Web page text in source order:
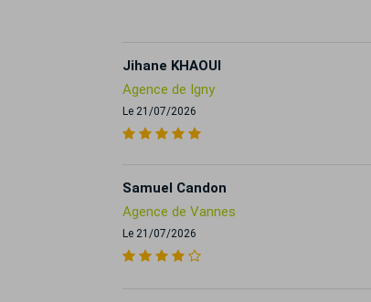
Jihane KHAOUI
Agence de Igny
Le 21/07/2026
Samuel Candon
Agence de Vannes
Le 21/07/2026